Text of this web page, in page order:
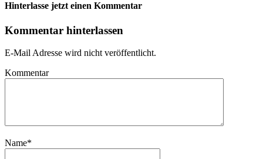
Hinterlasse jetzt einen Kommentar
Kommentar hinterlassen
E-Mail Adresse wird nicht veröffentlicht.
Kommentar
Name*